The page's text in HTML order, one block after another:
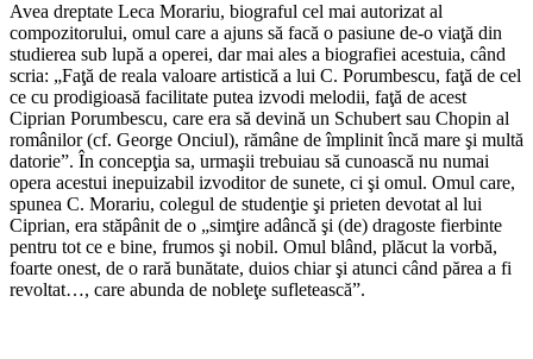
Avea dreptate Leca Morariu, biograful cel mai autorizat al
compozitorului, omul care a ajuns să facă o pasiune de-o viaţă din
studierea sub lupă a operei, dar mai ales a biografiei acestuia, când
scria: „Faţă de reala valoare artis­tică a lui C. Porumbescu, faţă de cel
ce cu prodigioasă facilitate putea izvodi melodii, faţă de acest
Ciprian Porumbescu, care era să devină un Schubert sau Chopin al
românilor (cf. George Onciul), rămâne de împlinit încă mare şi multă
datorie”. În concepţia sa, urmaşii trebuiau să cunoască nu numai
opera acestui inepuizabil izvoditor de sunete, ci şi omul. Omul care,
spunea C. Morariu, colegul de studenţie şi prieten devotat al lui
Ciprian, era stăpânit de o „simţire adâncă şi (de) dragoste fierbinte
pentru tot ce e bine, frumos şi nobil. Omul blând, plăcut la vorbă,
foarte onest, de o rară bunătate, duios chiar şi atunci când părea a fi
revoltat…, care abunda de nobleţe sufletească”.